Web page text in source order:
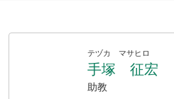
テヅカ マサヒロ
手塚 征宏
助教